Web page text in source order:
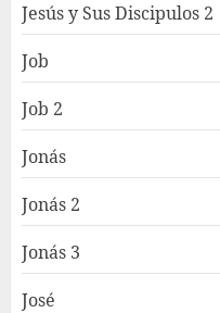
Jesús y Sus Discipulos 2
Job
Job 2
Jonás
Jonás 2
Jonás 3
José